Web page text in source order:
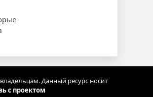
Данный ресурс носит
с проектом